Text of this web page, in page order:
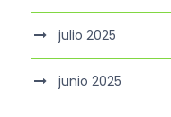
julio 2025
junio 2025